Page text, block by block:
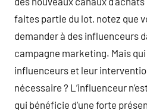
faites partie du lot, notez que
demander à des influenceurs
campagne marketing. Mais
influenceurs et leur
nécessaire ? L’influenceur
qui bénéficie d’une forte